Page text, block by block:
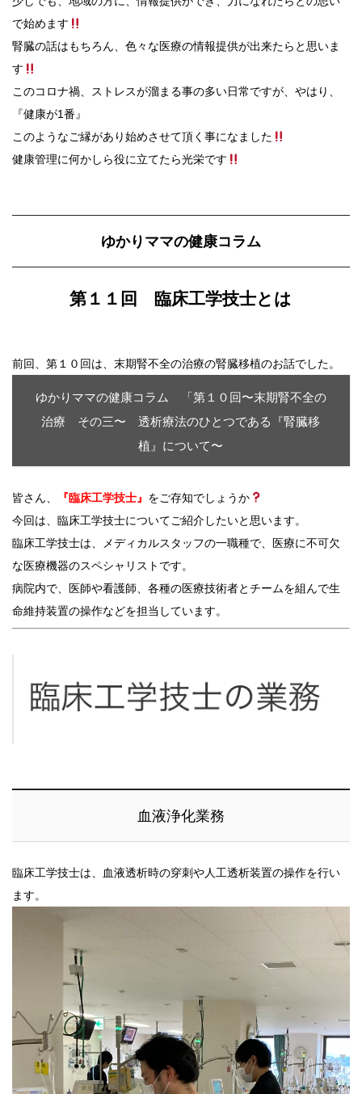
で始めます
腎臓の話はもちろん、色々な医療の情報提供が出来たらと思いま
す
このコロナ禍、ストレスが溜まる事の多い日常ですが、やはり、
『健康が1番』
このようなご縁があり始めさせて頂く事になました
健康管理に何かしら役に立てたら光栄です
ゆかりママの健康コラム
第１１回 臨床工学技士とは
前回、第１０回は、末期腎不全の治療の腎臓移植のお話でした。
ゆかりママの健康コラム 「第１０回〜末期腎不全の
治療 その三〜 透析療法のひとつである『腎臓移
植』について〜
皆さん、 『臨床工学技士』 をご存知でしょうか
今回は、臨床工学技士についてご紹介したいと思います。
臨床工学技士は、メディカルスタッフの一職種で、医療に不可欠
な医療機器のスペシャリストです。
病院内で、医師や看護師、各種の医療技術者とチームを組んで生
命維持装置の操作などを担当しています。
血液浄化業務
臨床工学技士は、血液透析時の穿刺や人工透析装置の操作を行い
ます。